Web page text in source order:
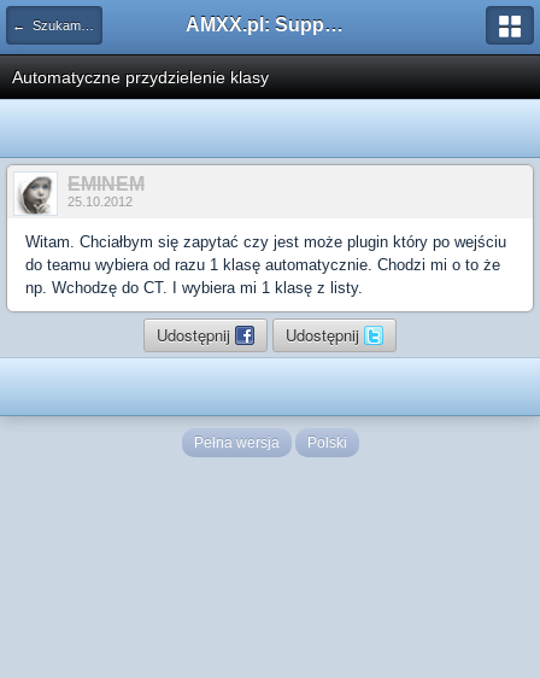
← Szukam pluginu AMXX.pl: Support AMX Mod X i SourceMod
Automatyczne przydzielenie klasy
EMINEM
25.10.2012
Witam. Chciałbym się zapytać czy jest może plugin który po wejściu
do teamu wybiera od razu 1 klasę automatycznie. Chodzi mi o to że
np. Wchodzę do CT. I wybiera mi 1 klasę z listy.
Udostępnij Udostępnij
Pełna wersja Polski